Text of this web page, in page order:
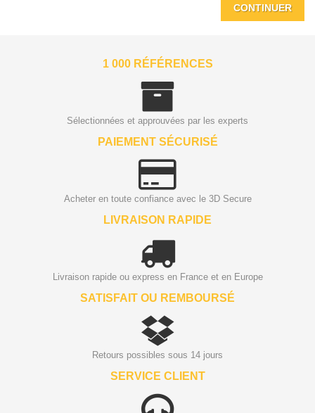
CONTINUER
1 000 RÉFÉRENCES
Sélectionnées et approuvées par les experts
PAIEMENT SÉCURISÉ
Acheter en toute confiance avec le 3D Secure
LIVRAISON RAPIDE
Livraison rapide ou express en France et en Europe
SATISFAIT OU REMBOURSÉ
Retours possibles sous 14 jours
SERVICE CLIENT